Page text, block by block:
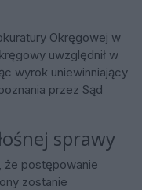
Okręgowej w
uwzględnił w
wyrok uniewinniający
przez Sąd
sprawy
że postępowanie
zostanie